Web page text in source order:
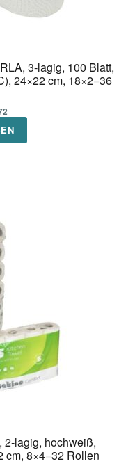
3-lagig, 100 Blatt,
24×22 cm, 18×2=36
2-lagig, hochweiß,
cm, 8×4=32 Rollen